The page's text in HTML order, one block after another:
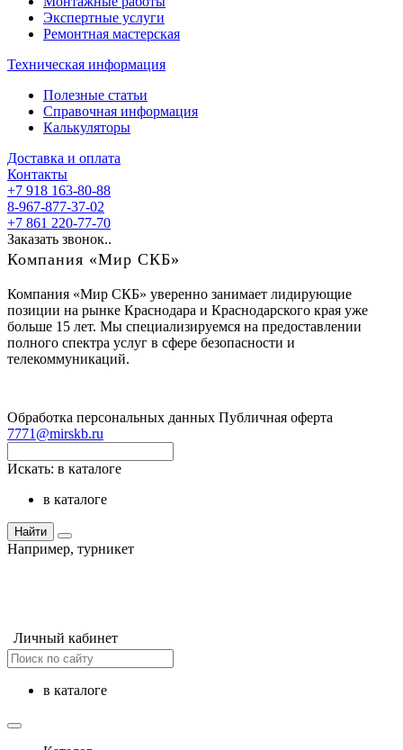
Экспертные услуги
Ремонтная мастерская
Техническая информация
Полезные статьи
Справочная информация
Калькуляторы
Доставка и оплата
Контакты
+7 918 163-80-88
8-967-877-37-02
+7 861 220-77-70
Заказать звонок..
Компания «Мир СКБ»
Компания «Мир СКБ» уверенно занимает лидирующие
позиции на рынке Краснодара и Краснодарского края уже
больше 15 лет. Мы специализируемся на предоставлении
полного спектра услуг в сфере безопасности и
телекоммуникаций.
Обработка персональных данных Публичная оферта
7771@mirskb.ru
Искать: в каталоге
в каталоге
Найти
Например, турникет
Личный кабинет
в каталоге